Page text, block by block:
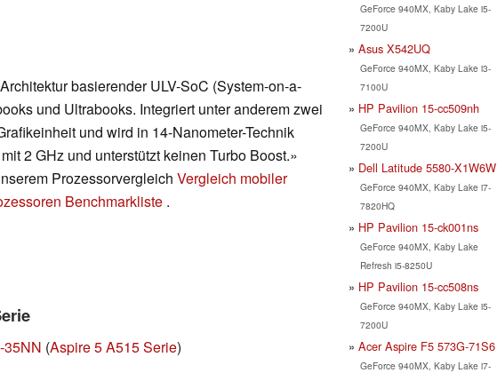
basierender ULV-SoC (System-on-a-
und Ultrabooks. Integriert unter anderem zwei
und wird in 14-Nanometer-Technik
2 GHz und unterstützt keinen Turbo Boost.»
Prozessorvergleich Vergleich mobiler
Benchmarkliste .
35NN (Aspire 5 A515 Serie)
GeForce 940MX, Kaby Lake i5-
7200U
Asus X542UQ
GeForce 940MX, Kaby Lake i3-
7100U
HP Pavilion 15-cc509nh
GeForce 940MX, Kaby Lake i5-
7200U
Dell Latitude 5580-X1W6W
GeForce 940MX, Kaby Lake i7-
7820HQ
HP Pavilion 15-ck001ns
GeForce 940MX, Kaby Lake
Refresh i5-8250U
HP Pavilion 15-cc508ns
GeForce 940MX, Kaby Lake i5-
7200U
Acer Aspire F5 573G-71S6
GeForce 940MX, Kaby Lake i7-